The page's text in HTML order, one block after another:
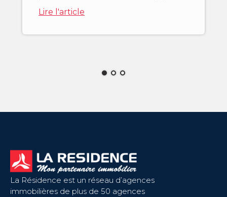
Lire l'article
La Résidence est un réseau d’agences
immobilières de plus de 50 agences